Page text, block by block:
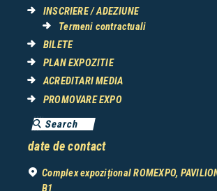
INSCRIERE / ADEZIUNE
Termeni contractuali
BILETE
PLAN EXPOZITIE
ACREDITARI MEDIA
PROMOVARE EXPO
date de contact
Complex expozițional ROMEXPO,
B1